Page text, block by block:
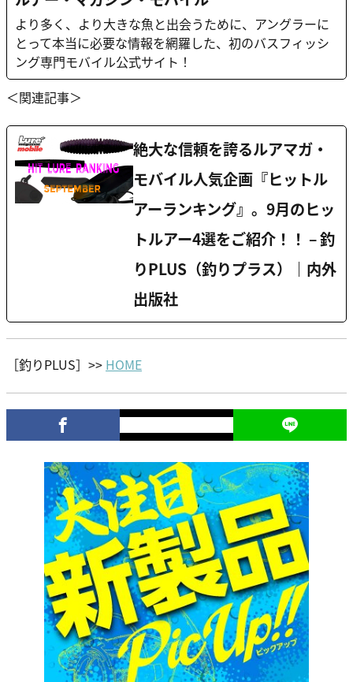
より多く、より大きな魚と出会うために、アングラーに
とって本当に必要な情報を網羅した、初のバスフィッシ
ング専門モバイル公式サイト！
＜関連記事＞
絶大な信頼を誇るルアマガ・
モバイル人気企画『ヒットル
アーランキング』。9月のヒッ
トルアー4選をご紹介！！ – 釣
りPLUS（釣りプラス）｜内外
出版社
［釣りPLUS］>> HOME